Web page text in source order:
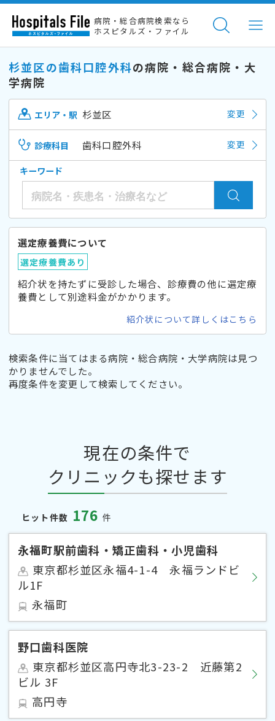
病院・総合病院検索なら
ホスピタルズ・ファイル
杉並区の歯科口腔外科の病院・総合病院・大
学病院
エリア・駅 杉並区 変更
診療科目 歯科口腔外科 変更
キーワード
選定療養費について
選定療養費あり
紹介状を持たずに受診した場合、診療費の他に選定療
養費として別途料金がかかります。
紹介状について詳しくはこちら
検索条件に当てはまる病院・総合病院・大学病院は見つ
かりませんでした。
再度条件を変更して検索してください。
現在の条件で
クリニックも探せます
ヒット件数 176 件
永福町駅前歯科・矯正歯科・小児歯科
東京都杉並区永福4-1-4 永福ランドビ
ル1F
永福町
野口歯科医院
東京都杉並区高円寺北3-23-2 近藤第2
ビル 3F
高円寺